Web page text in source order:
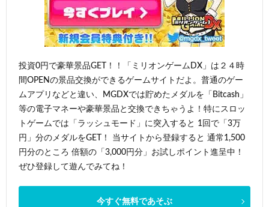
投資0円で豪華景品GET！！「ミリオンゲームDX」は２４時
間OPENの景品交換ができるゲームサイトだよ。普通のゲー
ムアプリなどと違い、MGDXでは貯めたメダルを「Bitcash」
等の電子マネーや豪華景品と交換できちゃうよ！特にスロッ
トゲームでは「ラッシュモード」に突入すると 1回で「3万
円」分のメダルをGET！ 当サイトから登録すると 通常1,500
円分のところ 倍額の「3,000円分」お試しポイント進呈中！
ぜひ登録して遊んでみてね！
今すぐ無料であそぶ